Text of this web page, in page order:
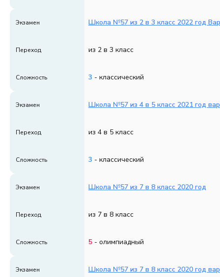
Экзамен Школа №57 из 2 в 3 класс 2022 год
Переход из 2 в 3 класс
Сложность 3 - классический
Экзамен Школа №57 из 4 в 5 класс 2021 год
Переход из 4 в 5 класс
Сложность 3 - классический
Экзамен Школа №57 из 7 в 8 класс 2020 год
Переход из 7 в 8 класс
Сложность 5 - олимпиадный
Экзамен Школа №57 из 7 в 8 класс 2020 год